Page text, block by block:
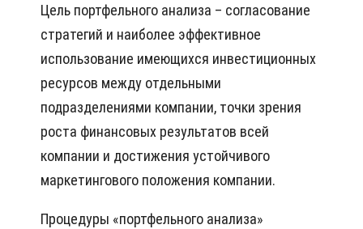
Цель портфельного анализа – согласование
стратегий и наиболее эффективное
использование имеющихся инвестиционных
ресурсов между отдельными
подразделениями компании, точки зрения
роста финансовых результатов всей
компании и достижения устойчивого
маркетингового положения компании.
Процедуры «портфельного анализа»